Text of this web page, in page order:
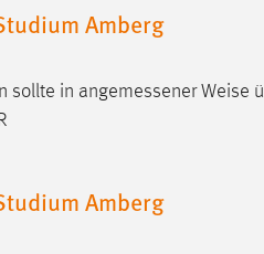
Amberg
sollte in angemessenerWeise
Amberg